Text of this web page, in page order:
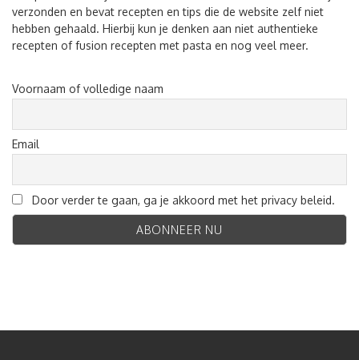
verzonden en bevat recepten en tips die de website zelf niet
hebben gehaald. Hierbij kun je denken aan niet authentieke
recepten of fusion recepten met pasta en nog veel meer.
Voornaam of volledige naam
Email
Door verder te gaan, ga je akkoord met het privacy beleid.